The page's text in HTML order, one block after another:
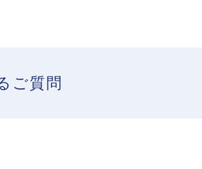
ご質問